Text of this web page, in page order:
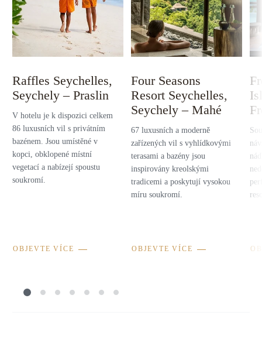
Raffles Seychelles,
Seychely – Praslin
V hotelu je k dispozici celkem
86 luxusních vil s privátním
bazénem. Jsou umístěné v
kopci, obklopené místní
vegetací a nabízejí spoustu
soukromí.
OBJEVTE VÍCE
Four Seasons
Resort Seychelles,
Seychely – Mahé
67 luxusních a moderně
zařízených vil s vyhlídkovými
terasami a bazény jsou
inspirovány kreolskými
tradicemi a poskytují vysokou
míru soukromí.
OBJEVTE VÍCE